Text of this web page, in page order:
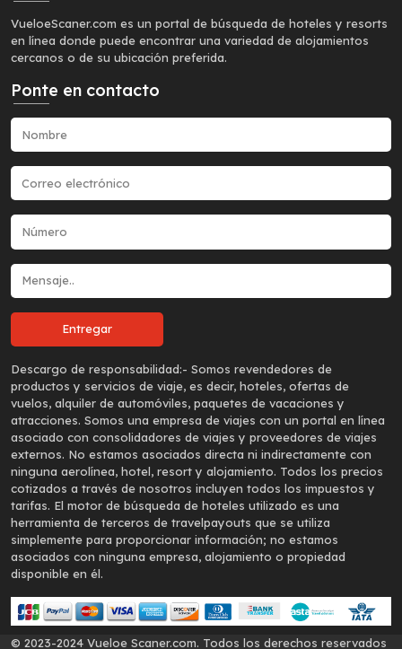
VueloeScaner.com es un portal de búsqueda de hoteles y resorts
en línea donde puede encontrar una variedad de alojamientos
cercanos o de su ubicación preferida.
Ponte en contacto
Descargo de responsabilidad:- Somos revendedores de
productos y servicios de viaje, es decir, hoteles, ofertas de
vuelos, alquiler de automóviles, paquetes de vacaciones y
atracciones. Somos una empresa de viajes con un portal en línea
asociado con consolidadores de viajes y proveedores de viajes
externos. No estamos asociados directa ni indirectamente con
ninguna aerolínea, hotel, resort y alojamiento. Todos los precios
cotizados a través de nosotros incluyen todos los impuestos y
tarifas. El motor de búsqueda de hoteles utilizado es una
herramienta de terceros de travelpayouts que se utiliza
simplemente para proporcionar información; no estamos
asociados con ninguna empresa, alojamiento o propiedad
disponible en él.
© 2023-2024 Vueloe Scaner.com. Todos los derechos reservados